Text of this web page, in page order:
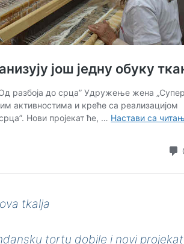
tkalja
tortu dobile i novi projekat